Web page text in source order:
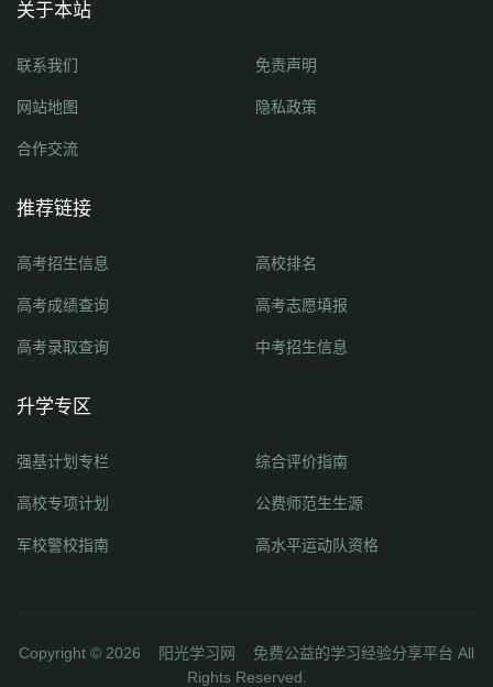
关于本站
联系我们 免责声明
网站地图 隐私政策
合作交流
推荐链接
高考招生信息 高校排名
高考成绩查询 高考志愿填报
高考录取查询 中考招生信息
升学专区
强基计划专栏 综合评价指南
高校专项计划 公费师范生生源
军校警校指南 高水平运动队资格
Copyright © 2026 阳光学习网
免费公益的学习经验分享平台 All
Rights Reserved.